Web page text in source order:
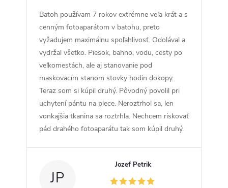
Batoh používam 7 rokov extrémne veľa krát a s
cenným fotoaparátom v batohu, preto
vyžadujem maximálnu spoľahlivosť. Odolával a
vydržal všetko. Piesok, bahno, vodu, cesty po
veľkomestách, ale aj stanovanie pod
maskovacím stanom stovky hodín dokopy.
Teraz som si kúpil druhý. Pôvodný povolil pri
uchytení pántu na plece. Neroztrhol sa, len
vonkajšia tkanina sa roztrhla. Nechcem riskovať
pád drahého fotoaparátu tak som kúpil druhý.
JP
Jozef Petrik